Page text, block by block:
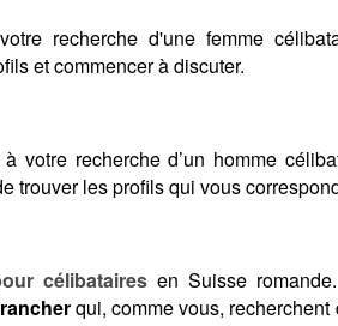
recherche d'une femme
et commencer à discuter.
votre recherche d’un homme
trouver les profils qui vous
célibatairesen Suisse
qui, comme vous,